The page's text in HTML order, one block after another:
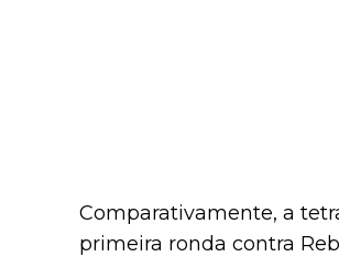
Comparativamente, a
primeira ronda contra